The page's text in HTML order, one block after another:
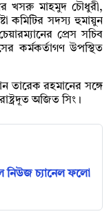
খসরু মাহমুদ চৌধুরী,
কমিটির সদস্য হুমায়ুন
প্রেস সচিব
কর্মকর্তাগণ উপস্থিত
তারেক রহমানের সঙ্গে
অজিত সিং।
নিউজ চ্যানেল ফলো